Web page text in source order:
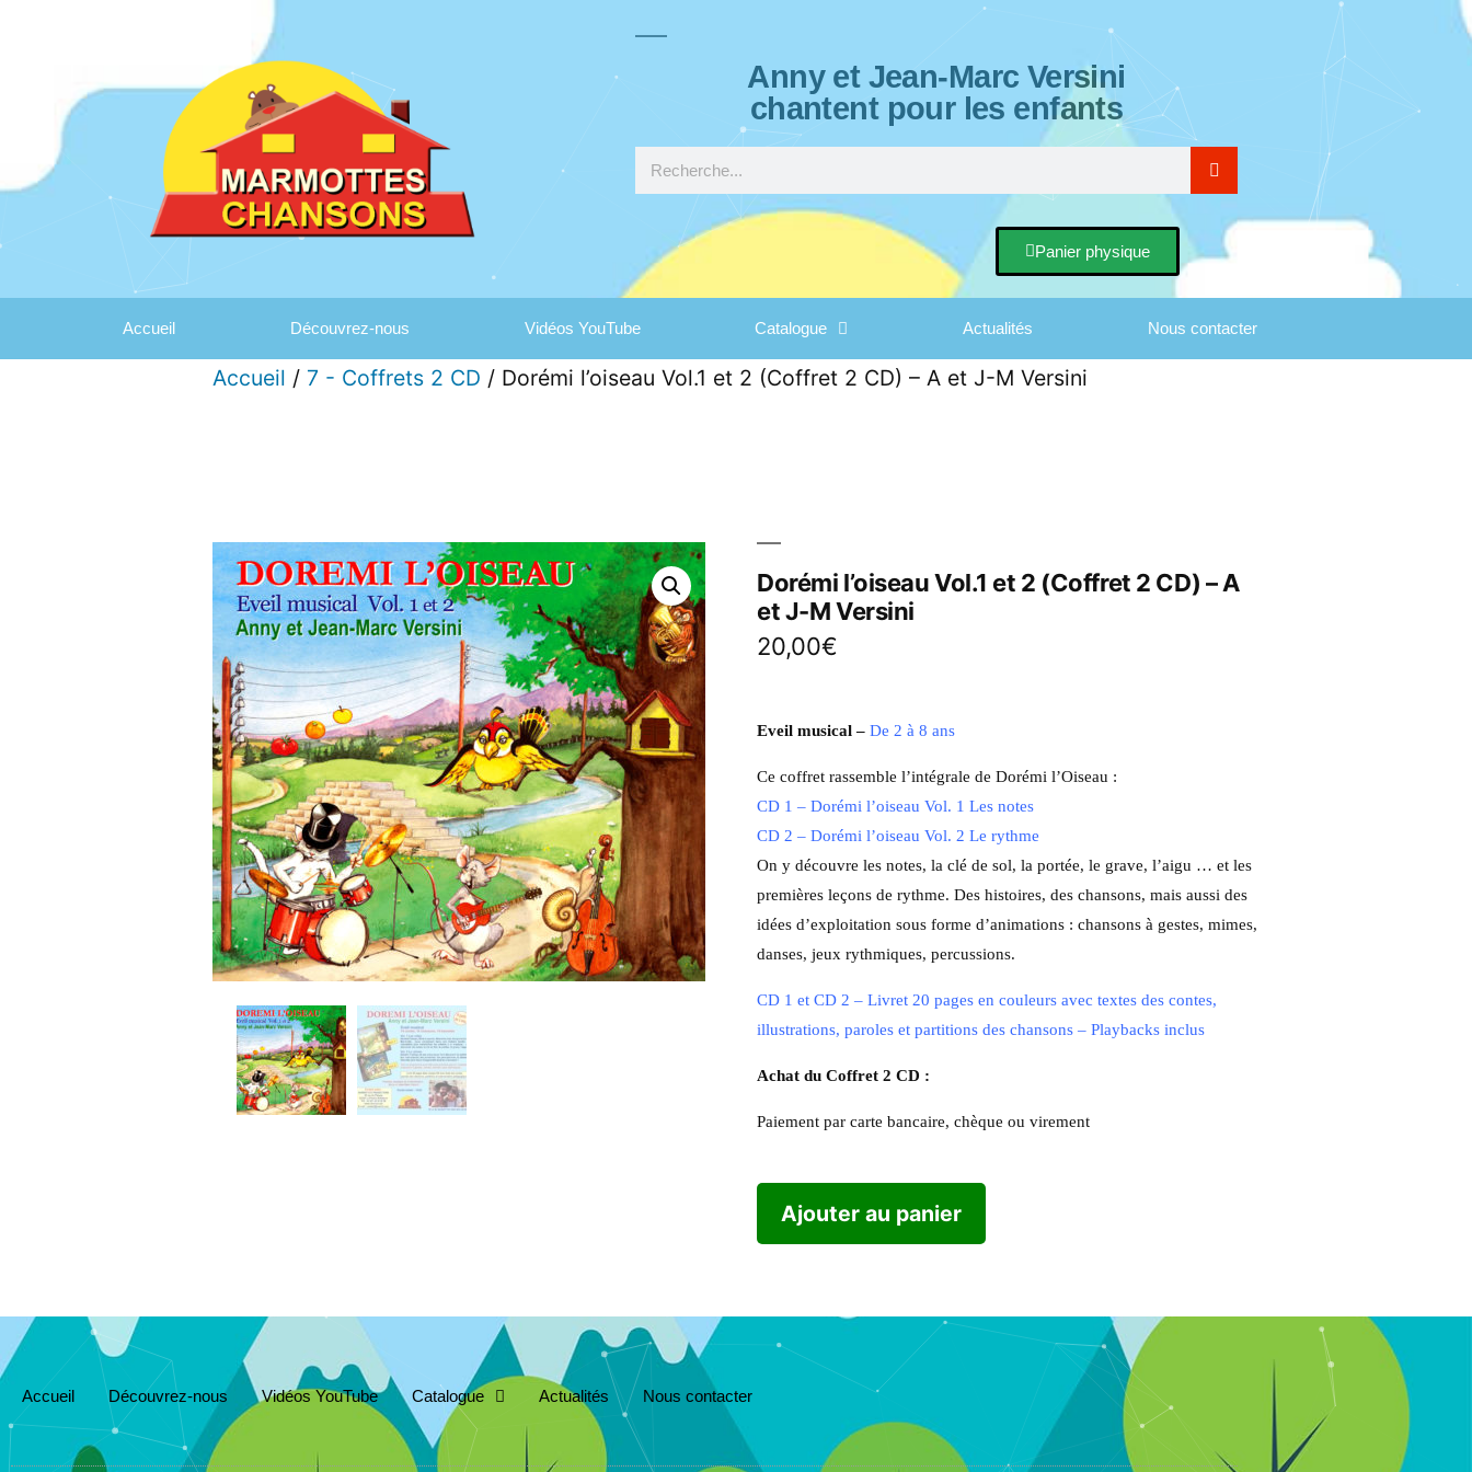
Anny et Jean-Marc Versini
chantent pour les enfants
Panier physique
Accueil Découvrez-nous Vidéos YouTube Catalogue Actualités Nous contacter
Accueil / 7 - Coffrets 2 CD / Dorémi l’oiseau Vol.1 et 2 (Coffret 2 CD) – A et J-M Versini
Dorémi l’oiseau Vol.1 et 2 (Coffret 2 CD) – A
et J-M Versini
20,00€
Eveil musical –De 2 à 8 ans
Ce coffret rassemble l’intégrale de Dorémi l’Oiseau :
CD 1 – Dorémi l’oiseau Vol. 1 Les notes
CD 2 – Dorémi l’oiseau Vol. 2 Le rythme
On y découvre les notes, la clé de sol, la portée, le grave, l’aigu … et les
premières leçons de rythme. Des histoires, des chansons, mais aussi des
idées d’exploitation sous forme d’animations : chansons à gestes, mimes,
danses, jeux rythmiques, percussions.
CD 1 et CD 2 – Livret 20 pages en couleurs avec textes des contes,
illustrations, paroles et partitions des chansons – Playbacks inclus
Achat du Coffret 2 CD :
Paiement par carte bancaire, chèque ou virement
Ajouter au panier
Accueil Découvrez-nous Vidéos YouTube Catalogue Actualités Nous contacter